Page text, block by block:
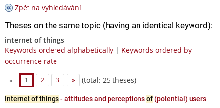
Zpět na vyhledávání
Theses on the same topic (having an identical keyword):
internet of things
Keywords ordered alphabetically | Keywords ordered by
occurrence rate
« 1 2 3 » (total: 25 theses)
Internet of things- attitudes and perceptionsof (potential) users